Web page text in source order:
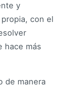
y
con el
hace más
de manera